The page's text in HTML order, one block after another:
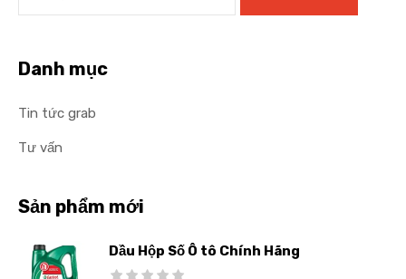
Danh mục
Tin tức grab
Tư vấn
Sản phẩm mới
Dầu Hộp Số Ô tô Chính Hãng